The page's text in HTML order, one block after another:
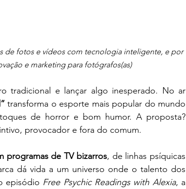
de fotos e vídeos com tecnologia inteligente, e por
e marketing para fotógrafos(as)
tradicional e lançar algo inesperado. No ar
transforma o esporte mais popular do mundo
de horror e bom humor. A proposta?
provocador e fora do comum.
programas de TV bizarros, de linhas psíquicas
dá vida a um universo onde o talento dos
episódio Free Psychic Readings with Alexia, a